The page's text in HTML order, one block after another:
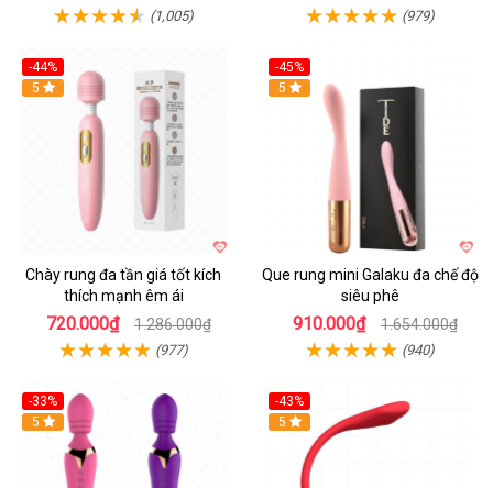
(1,005) (979)
-44%
Hot
5
Chày rung đa tần giá tốt kích
thích mạnh êm ái
720.000₫ 1.286.000₫
(977)
-45%
Hot
5
Que rung mini Galaku đa chế độ
siêu phê
910.000₫ 1.654.000₫
(940)
-33%
Hot
5
-43%
Hot
5